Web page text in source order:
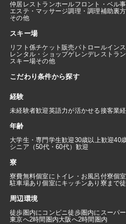
仲居 レストランホールフロント・ベル
エステ・マッサージ調理・調理補助裏方
その他
スキー場
リフト係チケット販売パトロールイン
レンタル・ショップゲレンデレストラン
スキー場その他
こだわり条件から探す
経験
未経験者歓迎英語力が活かせる接客業
年齢
大学生・専門学生歓迎30歳以上歓迎40
シニア（50代・60代）歓迎
寮
寮費無料個室にトイレ・お風呂付寮個室
駐車場あり個室にキッチンあり 寮まで
周辺環境
徒歩圏内にコンビニ徒歩圏内にスーパー
東京へ2時間圏内大阪へ2時間圏内